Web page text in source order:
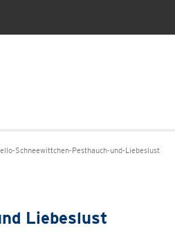
Schneewittchen-Pesthauch-und-Liebeslust
Liebeslust